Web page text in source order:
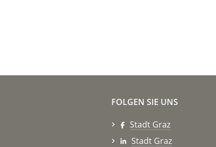
FOLGEN SIE UNS
Stadt Graz
Stadt Graz